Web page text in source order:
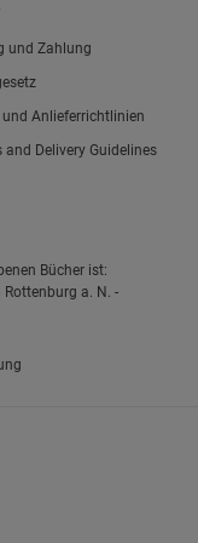
und Zahlung
und Anlieferrichtlinien
and Delivery Guidelines
Bücher ist:
Rottenburg a. N. -